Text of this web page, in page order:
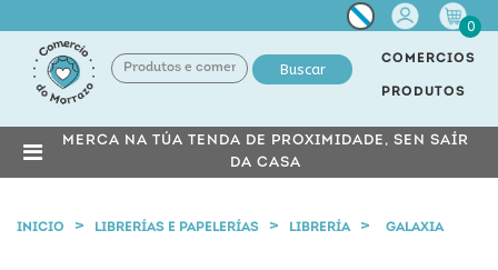
Miña
conta
0
Buscar
COMERCIOS
PRODUTOS
MERCA NA TÚA TENDA DE PROXIMIDADE, SEN SAÍR
DA CASA
INICIO LIBRERÍAS E PAPELERÍAS LIBRERÍA GALAXIA